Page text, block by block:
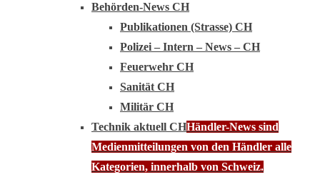
Behörden-News CH
Publikationen (Strasse) CH
Polizei – Intern – News – CH
Feuerwehr CH
Sanität CH
Militär CH
Technik aktuell CHHändler-News sind
Medienmitteilungen von den Händler alle
Kategorien, innerhalb von Schweiz.